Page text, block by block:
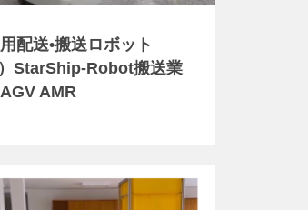
配送•搬送ロボット
StarShip-Robot搬送業
AMR